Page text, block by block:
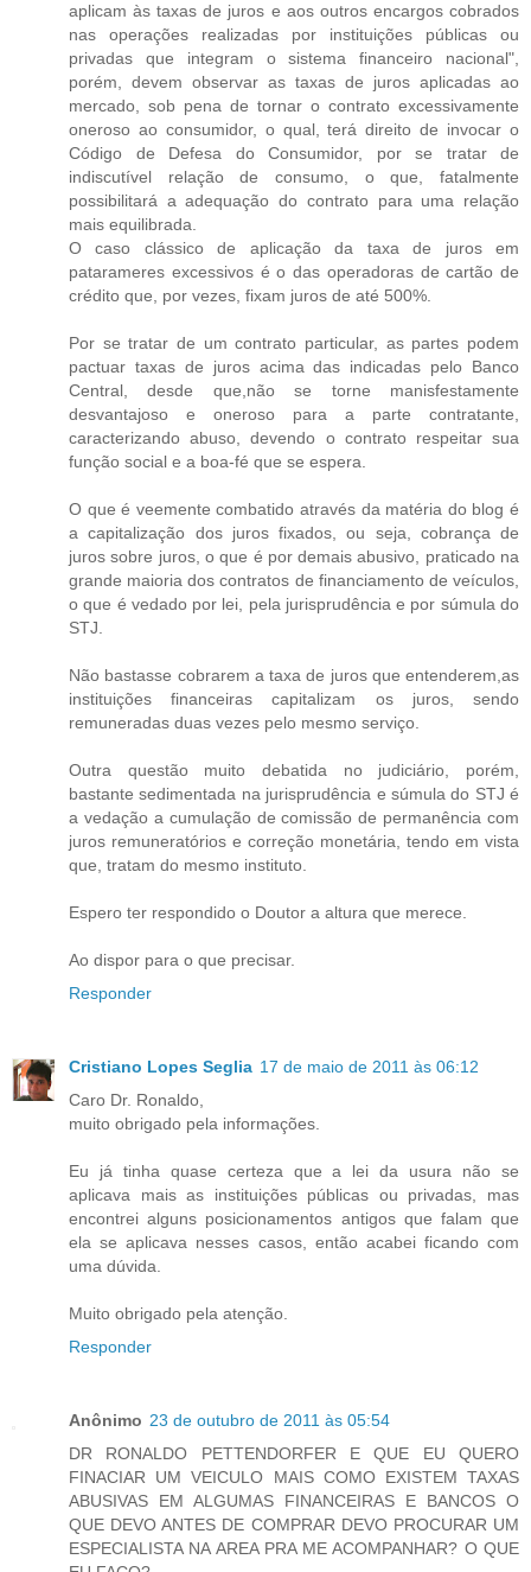
aplicam às taxas de juros e aos outros encargos cobrados
nas operações realizadas por instituições públicas ou
privadas que integram o sistema financeiro nacional",
porém, devem observar as taxas de juros aplicadas ao
mercado, sob pena de tornar o contrato excessivamente
oneroso ao consumidor, o qual, terá direito de invocar o
Código de Defesa do Consumidor, por se tratar de
indiscutível relação de consumo, o que, fatalmente
possibilitará a adequação do contrato para uma relação
mais equilibrada.
O caso clássico de aplicação da taxa de juros em
patarameres excessivos é o das operadoras de cartão de
crédito que, por vezes, fixam juros de até 500%.
Por se tratar de um contrato particular, as partes podem
pactuar taxas de juros acima das indicadas pelo Banco
Central, desde que,não se torne manisfestamente
desvantajoso e oneroso para a parte contratante,
caracterizando abuso, devendo o contrato respeitar sua
função social e a boa-fé que se espera.
O que é veemente combatido através da matéria do blog é
a capitalização dos juros fixados, ou seja, cobrança de
juros sobre juros, o que é por demais abusivo, praticado na
grande maioria dos contratos de financiamento de veículos,
o que é vedado por lei, pela jurisprudência e por súmula do
STJ.
Não bastasse cobrarem a taxa de juros que entenderem,as
instituições financeiras capitalizam os juros, sendo
remuneradas duas vezes pelo mesmo serviço.
Outra questão muito debatida no judiciário, porém,
bastante sedimentada na jurisprudência e súmula do STJ é
a vedação a cumulação de comissão de permanência com
juros remuneratórios e correção monetária, tendo em vista
que, tratam do mesmo instituto.
Espero ter respondido o Doutor a altura que merece.
Ao dispor para o que precisar.
Responder
Cristiano Lopes Seglia 17 de maio de 2011 às 06:12
Caro Dr. Ronaldo,
muito obrigado pela informações.
Eu já tinha quase certeza que a lei da usura não se
aplicava mais as instituições públicas ou privadas, mas
encontrei alguns posicionamentos antigos que falam que
ela se aplicava nesses casos, então acabei ficando com
uma dúvida.
Muito obrigado pela atenção.
Responder
Anônimo 23 de outubro de 2011 às 05:54
DR RONALDO PETTENDORFER E QUE EU QUERO
FINACIAR UM VEICULO MAIS COMO EXISTEM TAXAS
ABUSIVAS EM ALGUMAS FINANCEIRAS E BANCOS O
QUE DEVO ANTES DE COMPRAR DEVO PROCURAR UM
ESPECIALISTA NA AREA PRA ME ACOMPANHAR? O QUE